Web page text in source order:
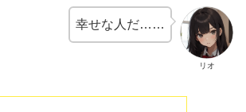
リオ
幸せな人だ……